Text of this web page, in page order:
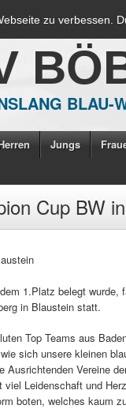
zu verbessen.
BLAU-
Jungs
Cup BW
1.Platz belegt
in Blaustein statt.
Top Teams aus
sich unsere kleinen
Ausrichtenden Vereine
Leidenschaft und
boten, welches kaum